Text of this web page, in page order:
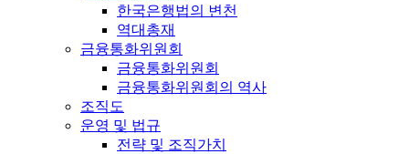
한국은행법의 변천
역대총재
금융통화위원회
금융통화위원회
금융통화위원회의 역사
조직도
운영 및 법규
전략 및 조직가치